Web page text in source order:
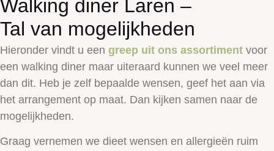
Walking diner Laren –
Tal van mogelijkheden
Hieronder vindt u een greep uit ons assortiment voor
een walking diner maar uiteraard kunnen we veel meer
dan dit. Heb je zelf bepaalde wensen, geef het aan via
het arrangement op maat. Dan kijken samen naar de
mogelijkheden.
Graag vernemen we dieet wensen en allergieën ruim